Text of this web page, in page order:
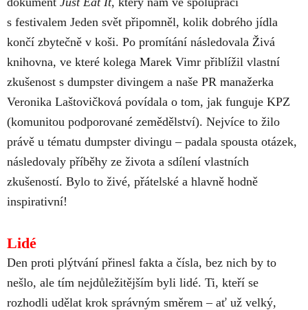
s festivalem Jeden svět připomněl, kolik dobrého jídla
končí zbytečně v koši. Po promítání následovala Živá
knihovna, ve které kolega Marek Vimr přiblížil vlastní
zkušenost s dumpster divingem a naše PR manažerka
Veronika Laštovičková povídala o tom, jak funguje KPZ
(komunitou podporované zemědělství). Nejvíce to žilo
právě u tématu dumpster divingu – padala spousta otázek,
následovaly příběhy ze života a sdílení vlastních
zkušeností. Bylo to živé, přátelské a hlavně hodně
inspirativní!
Lidé
Den proti plýtvání přinesl fakta a čísla, bez nich by to
nešlo, ale tím nejdůležitějším byli lidé. Ti, kteří se
rozhodli udělat krok správným směrem – ať už velký,